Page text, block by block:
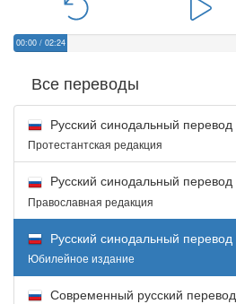
00:00 / 02:24
Все переводы
Русский синодальный перевод
Протестантская редакция
Русский синодальный перевод
Православная редакция
Русский синодальный перевод
Юбилейное издание
Современный русский перевод